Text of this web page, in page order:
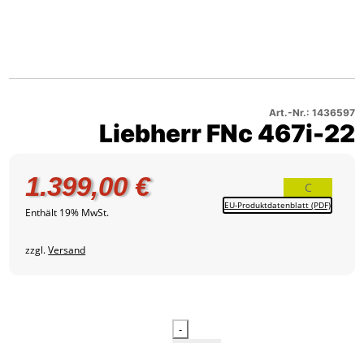
3
–
Produktbild
5
Art.-Nr.: 1436597
Liebherr FNc 467i-22
1.399,00€
Enthält 19% MwSt.
zzgl.Versand
C
EU-Produktdatenblatt (PDF)
Liebherr
-